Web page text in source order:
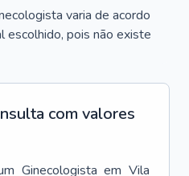
varia de acordo
escolhido, pois não existe
com valores
Ginecologista em Vila